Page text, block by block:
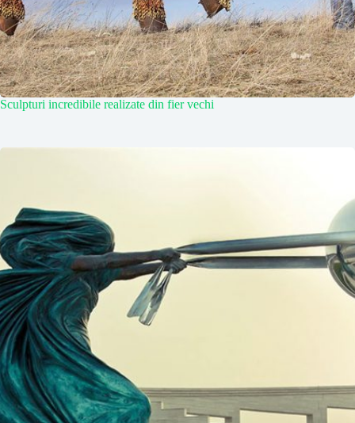
Sculpturi incredibile realizate din fier vechi